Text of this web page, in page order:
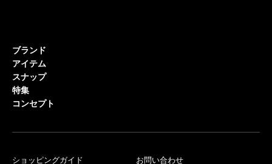
ブランド
アイテム
スナップ
特集
コンセプト
ショッピングガイド お問い合わせ